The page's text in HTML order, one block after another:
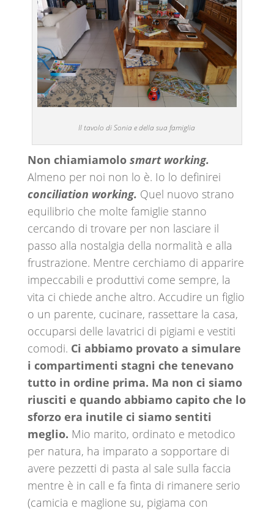
Il tavolo di Sonia e della sua famiglia
Non chiamiamolo smart working.
Almeno per noi non lo è. Io lo definirei
conciliation working. Quel nuovo strano
equilibrio che molte famiglie stanno
cercando di trovare per non lasciare il
passo alla nostalgia della normalità e alla
frustrazione. Mentre cerchiamo di apparire
impeccabili e produttivi come sempre, la
vita ci chiede anche altro. Accudire un figlio
o un parente, cucinare, rassettare la casa,
occuparsi delle lavatrici di pigiami e vestiti
comodi. Ci abbiamo provato a simulare
i compartimenti stagni che tenevano
tutto in ordine prima. Ma non ci siamo
riusciti e quando abbiamo capito che lo
sforzo era inutile ci siamo sentiti
meglio. Mio marito, ordinato e metodico
per natura, ha imparato a sopportare di
avere pezzetti di pasta al sale sulla faccia
mentre è in call e fa finta di rimanere serio
(camicia e maglione su, pigiama con